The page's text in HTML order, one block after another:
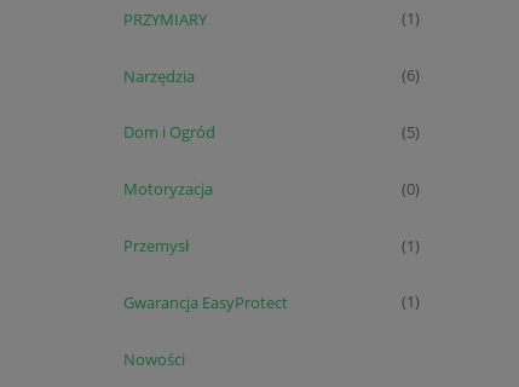
PRZYMIARY (1)
Narzędzia (6)
Dom i Ogród (5)
Motoryzacja (0)
Przemysł (1)
Gwarancja EasyProtect (1)
Nowości